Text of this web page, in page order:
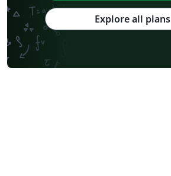
Explore all plans